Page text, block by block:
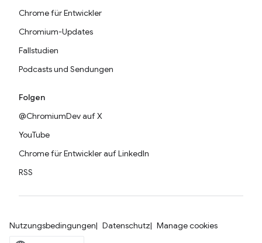
Chrome für Entwickler
Chromium-Updates
Fallstudien
Podcasts und Sendungen
Folgen
@ChromiumDev auf X
YouTube
Chrome für Entwickler auf LinkedIn
RSS
Nutzungsbedingungen Datenschutz Manage cookies